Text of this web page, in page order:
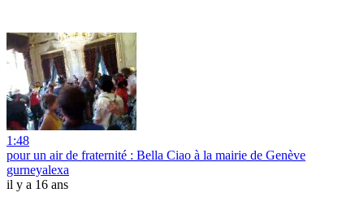
1:48
pour un air de fraternité : Bella Ciao à la mairie de Genève
gurneyalexa
il y a 16 ans